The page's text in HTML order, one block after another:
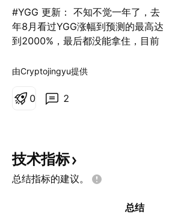
#YGG 更新： 不知不觉一年了，去
年8月看过YGG涨幅到预测的最高达
到2000%，最后都没能拿住，目前
力的交叉点，日收盘不高于0.545附
2000%的没几个。都是一波行情，
由Cryptojingyu提供
2
0
技术指标
总结指标的建议。
总结